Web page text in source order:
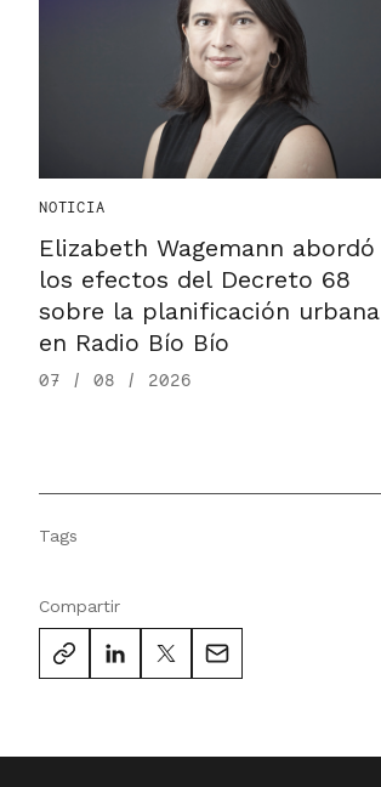
NOTICIA
Elizabeth Wagemann abordó
los efectos del Decreto 68
sobre la planificación urbana
en Radio Bío Bío
07 / 08 / 2026
Compartir
Tags